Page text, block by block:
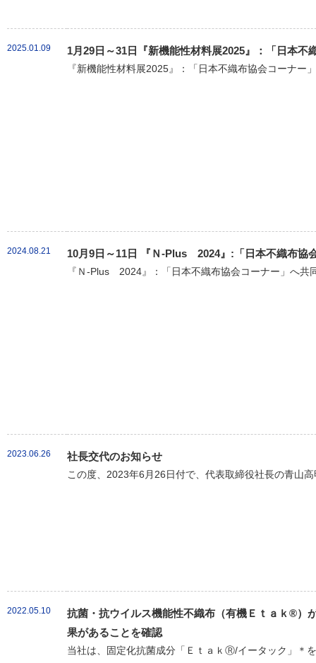
2025.01.09 1月29日～31日『新機能性材料展2025』：「日本不
『新機能性材料展2025』：「日本不織布協会コーナ
2024.08.21 10月9日～11日 『Ｎ-Plus 2024』:「日本不織布協
『Ｎ-Plus 2024』：「日本不織布協会コーナー」へ共
2023.06.26 社長交代のお知らせ
この度、2023年6月26日付で、代表取締役社長の青山
2022.05.10
抗菌・抗ウイルス機能性不織布（有機Ｅｔａｋ®）
果があることを確認
当社は、固定化抗菌成分「ＥｔａｋⓇ/イータック」＊